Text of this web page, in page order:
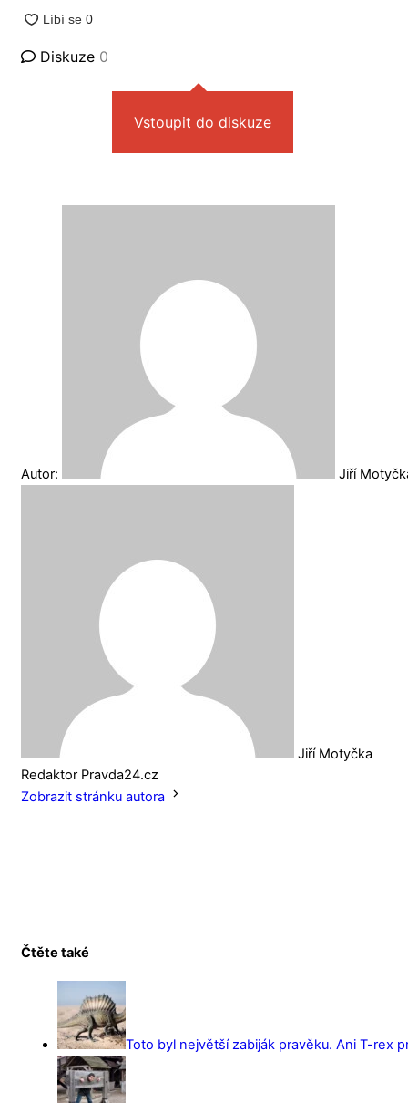
Diskuze 0
Vstoupit do diskuze
Autor: Jiří
Jiří Motyčka
Redaktor Pravda24.cz
Zobrazit stránku autora
Čtěte také
Toto byl největší zabiják pravěku. Ani T-rex